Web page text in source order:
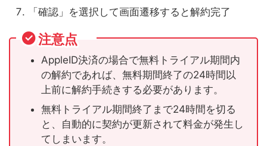
「確認」を選択して画面遷移すると解約完了
注意点
AppleID決済の場合で無料トライアル期間内
の解約であれば、無料期間終了の24時間以
上前に解約手続きする必要があります。
無料トライアル期間終了まで24時間を切る
と、自動的に契約が更新されて料金が発生し
てしまいます。